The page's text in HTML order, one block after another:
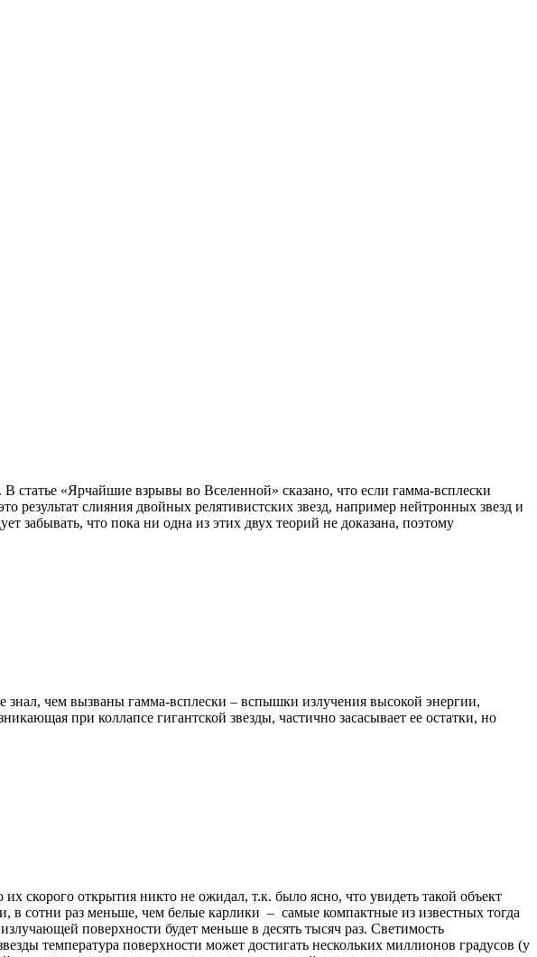
статье «Ярчайшие взрывы во Вселенной» сказано, что если гамма-всплески
результат слияния двойных релятивистских звезд, например нейтронных звезд и
забывать, что пока ни одна из этих двух теорий не доказана, поэтому
знал, чем вызваны гамма-всплески – вспышки излучения высокой энергии,
при коллапсе гигантской звезды, частично засасывает ее остатки, но
скорого открытия никто не ожидал, т.к. было ясно, что увидеть такой объект
сотни раз меньше, чем белые карлики – самые компактные из известных тогда
поверхности будет меньше в десять тысяч раз. Светимость
температура поверхности может достигать нескольких миллионов градусов (у